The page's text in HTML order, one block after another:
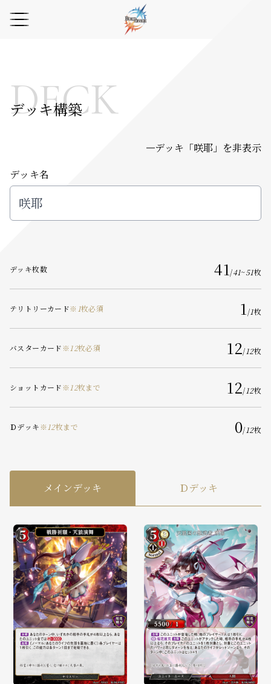
DECK
デッキ構築
デッキ「咲耶 」を非表示
デッキ名
デッキ枚数 41/41~51枚
テリトリーカード※ 1枚必須 1/1枚
バスターカード※ 12枚必須 12/ 12枚
ショットカード※ 12枚まで 12/ 12枚
Ｄデッキ※ 12枚まで 0/ 12枚
メインデッキ Ｄデッキ